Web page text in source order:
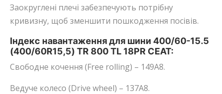
Заокруглені плечі забезпечують потрібну
кривизну, щоб зменшити пошкодження посівів.
Індекс навантаження для шини 400/60-15.5
(400/60R15,5) TR 800 TL 18PR CEAT:
Свободне кочення (Free rolling) – 149A8.
Ведуче колесо (Drive wheel) – 137A8.